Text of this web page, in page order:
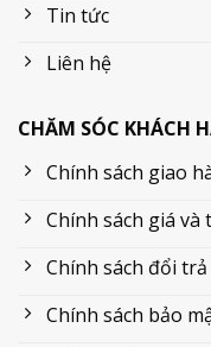
Tin tức
Liên hệ
CHĂM SÓC KHÁCH
Chính sách giao
Chính sách giá và
Chính sách đổi
Chính sách bảo